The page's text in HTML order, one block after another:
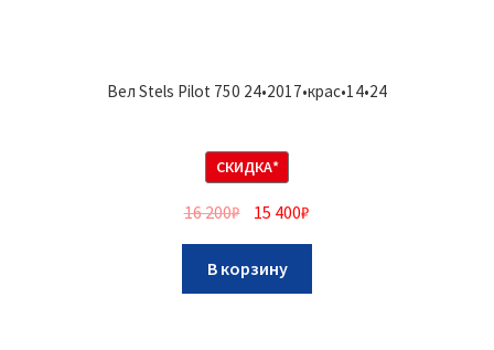
Вел Stels Pilot 750 24•2017•крас•14•24
СКИДКА*
16 200₽ 15 400₽
В корзину